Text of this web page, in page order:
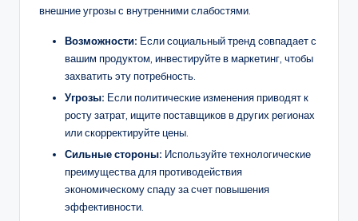
внешние угрозы с внутренними слабостями.
Возможности: Если социальный тренд совпадает с
вашим продуктом, инвестируйте в маркетинг, чтобы
захватить эту потребность.
Угрозы: Если политические изменения приводят к
росту затрат, ищите поставщиков в других регионах
или скорректируйте цены.
Сильные стороны: Используйте технологические
преимущества для противодействия
экономическому спаду за счет повышения
эффективности.